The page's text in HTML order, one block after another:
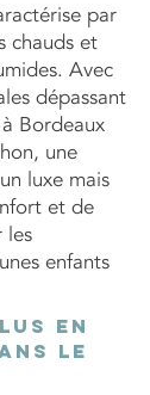
par
chauds et
Avec
dépassant
Bordeaux
une
luxe mais
et de
les
enfants
en
le